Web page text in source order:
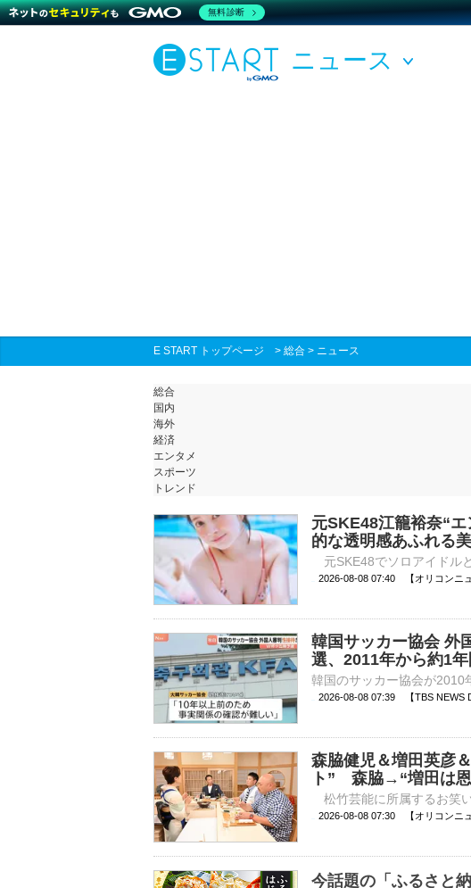
ニュース
E START トップページ > 総合 > ニュース
総合
国内
海外
経済
エンタメ
スポーツ
トレンド
元SKE48江籠裕奈“
的な透明感あふれる
2026-08-08 07:40 【オリコンニュ
韓国サッカー協会 外
選、2011年から約1
2026-08-08 07:39 【TBS NEWS
森脇健児＆増田英彦
ト” 森脇→“増田は
2026-08-08 07:30 【オリコンニュ
今話題の「ふるさと納
無料診断